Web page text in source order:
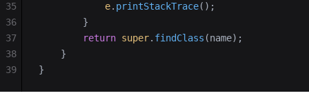
            e
. printStackTrace();
        }
        return
super. findClass (name);
    }
}
35
36
37
38
39